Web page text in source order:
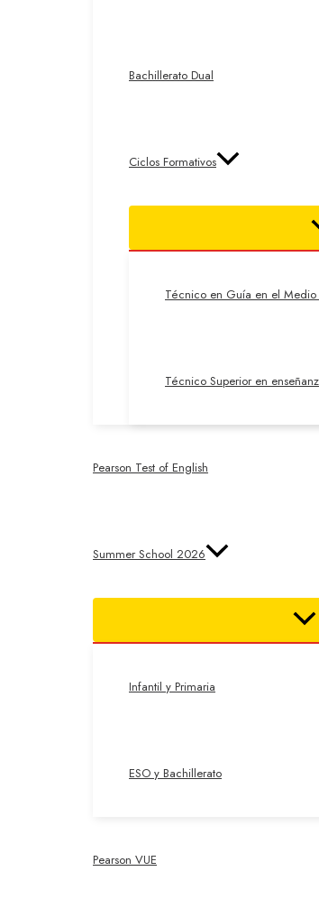
Bachillerato Dual
Ciclos Formativos
Técnico en Guía en el
Técnico Superior en
Pearson Test of English
Summer School 2026
Infantil y Primaria
ESO y Bachillerato
Pearson VUE